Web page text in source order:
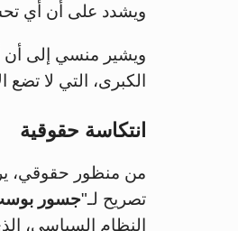
ويشدد على أن أي
ويشير منسي إلى أن
الكبرى، التي لا تضع
انتكاسة حقوقية
من منظور حقوقي،
تصريح لـ"جسور
النظام السياسي،